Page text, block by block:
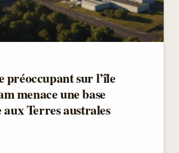
préoccupant sur l’île
menace une base
Terres australes